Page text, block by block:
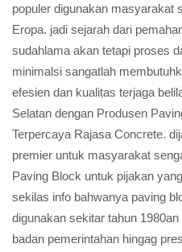
populer digunakan masyarakat
Eropa. jadi sejarah dari
sudahlama akan tetapi proses
minimalsi sangatlah
efesien dan kualitas terjaga
Selatan dengan Produsen
Terpercaya Rajasa Concrete.
premier untuk masyarakat
Paving Block untuk pijakan
sekilas info bahwanya paving
digunakan sekitar tahun
badan pemerintahan hingag